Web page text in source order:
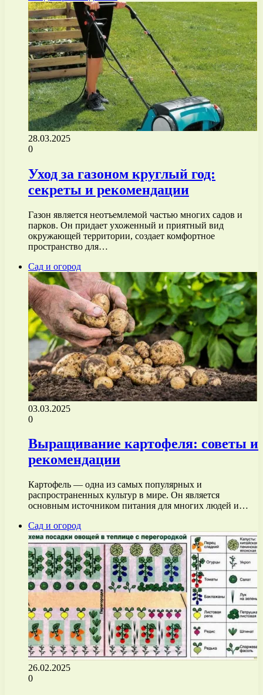
28.03.2025
0
Уход за газоном круглый год:
секреты и рекомендации
Газон является неотъемлемой частью многих садов и
парков. Он придает ухоженный и приятный вид
окружающей территории, создает комфортное
пространство для…
Сад и огород
03.03.2025
0
Выращивание картофеля: советы и
рекомендации
Картофель — одна из самых популярных и
распространенных культур в мире. Он является
основным источником питания для многих людей и…
Сад и огород
26.02.2025
0